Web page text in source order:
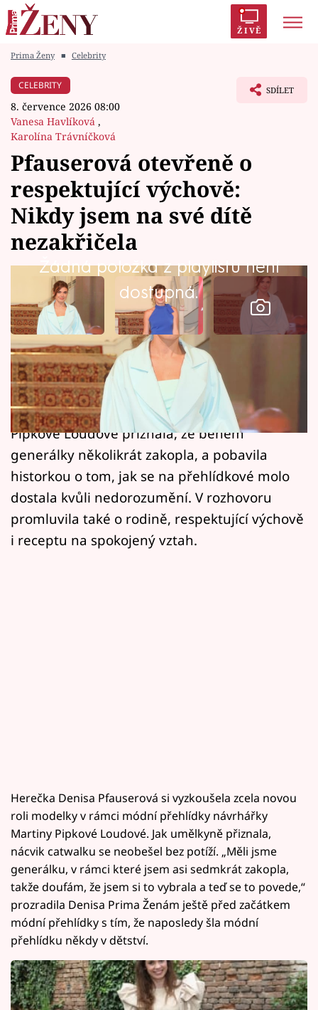
ŽIVĚ
Módní alarm
Témata
Celebrity
Vztahy
Seriály
Horoskopy
Sledujte prima+
Filmový festival Karlovy Vary
Pořady
Mámy sobě
Přihlášení
Prima Ženy ■ Celebrity
CELEBRITY
8. července 2026 08:00
Vanesa Havlíková ,
Karolína Trávníčková
SDÍLET
Pfauserová otevřeně o
respektující výchově:
Nikdy jsem na své dítě
nezakřičela
Žádná položka z playlistu není
dostupná.
Herečka Denisa Pfauserová se na
karlovarském festivalu proměnila v modelku.
Na módní přehlídce návrhářky Martiny
Pipkové Loudové přiznala, že během
generálky několikrát zakopla, a pobavila
historkou o tom, jak se na přehlídkové molo
dostala kvůli nedorozumění. V rozhovoru
promluvila také o rodině, respektující výchově
i receptu na spokojený vztah.
Herečka Denisa Pfauserová si vyzkoušela zcela novou
roli modelky v rámci módní přehlídky návrhářky
Martiny Pipkové Loudové. Jak umělkyně přiznala,
nácvik catwalku se neobešel bez potíží. „Měli jsme
generálku, v rámci které jsem asi sedmkrát zakopla,
takže doufám, že jsem si to vybrala a teď se to povede,“
prozradila Denisa Prima Ženám ještě před začátkem
módní přehlídky s tím, že naposledy šla módní
přehlídku někdy v dětství.